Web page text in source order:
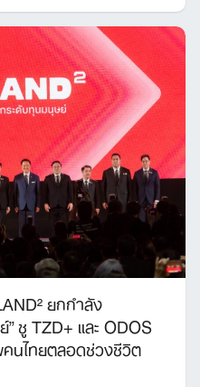
ยกกำลัง
ชู TZD+ และ ODOS
นไทยตลอดช่วงชีวิต